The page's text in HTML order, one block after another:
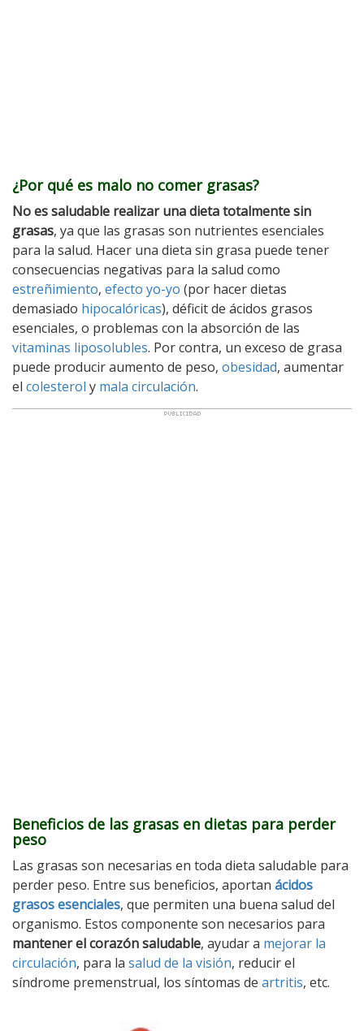
¿Por qué es malo no comer grasas?
No es saludable realizar una dieta totalmente sin
grasas, ya que las grasas son nutrientes esenciales
para la salud. Hacer una dieta sin grasa puede tener
consecuencias negativas para la salud como
estreñimiento, efecto yo-yo (por hacer dietas
demasiado hipocalóricas), déficit de ácidos grasos
esenciales, o problemas con la absorción de las
vitaminas liposolubles. Por contra, un exceso de grasa
puede producir aumento de peso, obesidad, aumentar
el colesterol y mala circulación.
Beneficios de las grasas en dietas para perder
peso
Las grasas son necesarias en toda dieta saludable para
perder peso. Entre sus beneficios, aportan ácidos
grasos esenciales, que permiten una buena salud del
organismo. Estos componente son necesarios para
mantener el corazón saludable, ayudar a mejorar la
circulación, para la salud de la visión, reducir el
síndrome premenstrual, los síntomas de artritis, etc.